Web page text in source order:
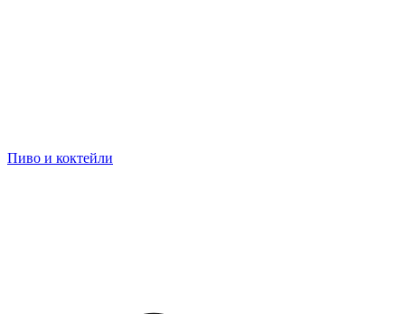
Пиво и коктейли